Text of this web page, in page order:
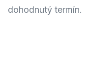
dohodnutý termín.